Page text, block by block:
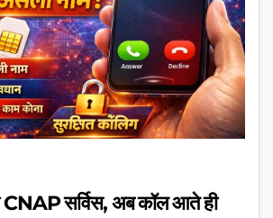
सर्विस, अब कॉल आते ही